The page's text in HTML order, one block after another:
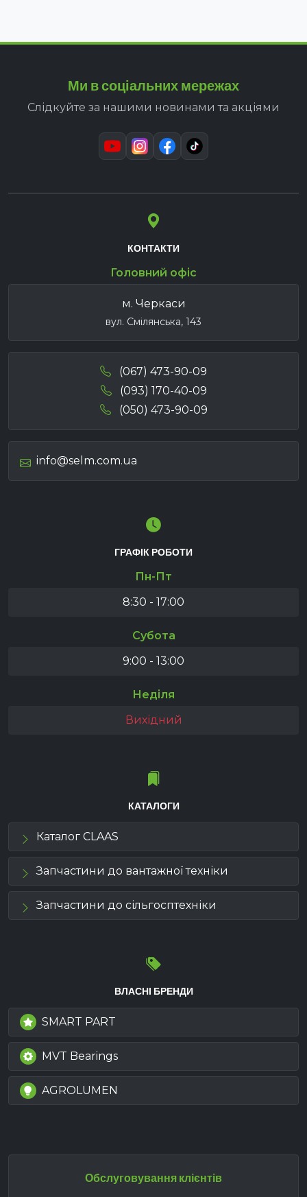
Ми в соціальних мережах
Слідкуйте за нашими новинами та акціями
КОНТАКТИ
Головний офіс
м. Черкаси
вул. Смілянська, 143
(067) 473-90-09
(093) 170-40-09
(050) 473-90-09
info@selm.com.ua
ГРАФІК РОБОТИ
Пн-Пт
8:30 - 17:00
Субота
9:00 - 13:00
Неділя
Вихідний
КАТАЛОГИ
Каталог CLAAS
Запчастини до вантажної техніки
Запчастини до сільгосптехніки
ВЛАСНІ БРЕНДИ
SMART PART
MVT Bearings
AGROLUMEN
Обслуговування клієнтів